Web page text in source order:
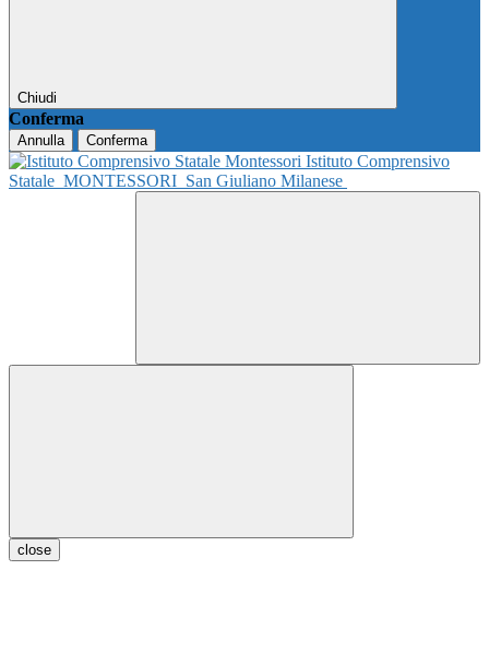
Chiudi
Conferma
Annulla Conferma
Istituto Comprensivo
Statale MONTESSORI San Giuliano Milanese
close